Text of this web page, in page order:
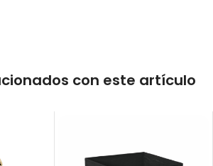
con este artículo